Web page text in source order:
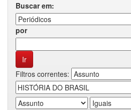
Buscar em:
por
Filtros correntes: